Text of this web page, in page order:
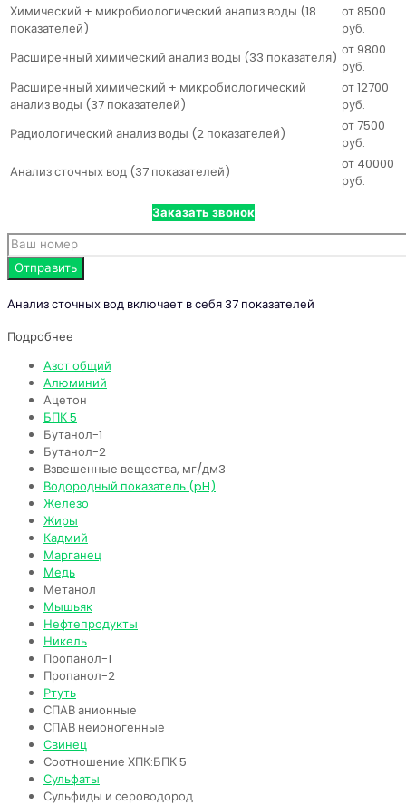
Химический + микробиологический анализ воды (18
показателей)
от 8500
руб.
Расширенный химический анализ воды (33 показателя) от 9800
руб.
Расширенный химический + микробиологический
анализ воды (37 показателей)
от 12700
руб.
Радиологический анализ воды (2 показателей)
от 7500
руб.
Анализ сточных вод (37 показателей)
от 40000
руб.
Заказать звонок
Анализ сточных вод включает в себя 37 показателей
Подробнее
Азот общий
Алюминий
Ацетон
БПК 5
Бутанол-1
Бутанол-2
Взвешенные вещества, мг/дм3
Водородный показатель (pH)
Железо
Жиры
Кадмий
Марганец
Медь
Метанол
Мышьяк
Нефтепродукты
Никель
Пропанол-1
Пропанол-2
Ртуть
СПАВ анионные
СПАВ неионогенные
Свинец
Соотношение ХПК:БПК 5
Сульфаты
Сульфиды и сероводород